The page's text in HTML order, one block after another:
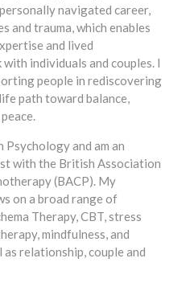
navigated career,
and trauma, which enables
and lived
individuals and couples. I
people in rediscovering
path toward balance,
Psychology and am an
with the British Association
(BACP). My
on a broad range of
Therapy, CBT, stress
mindfulness, and
relationship, couple and